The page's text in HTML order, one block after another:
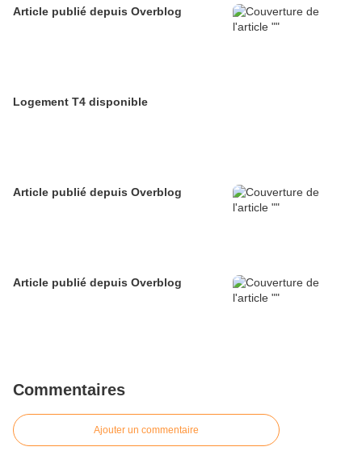
Article publié depuis Overblog
Logement T4 disponible
Article publié depuis Overblog
Article publié depuis Overblog
Commentaires
Ajouter un commentaire